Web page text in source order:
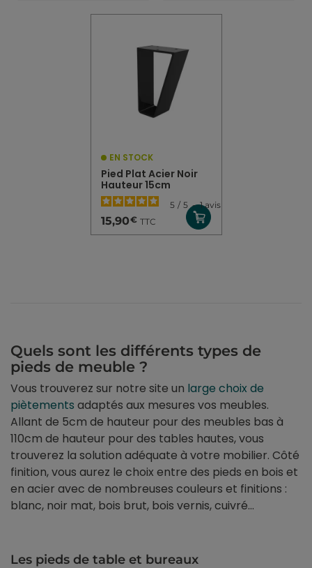
EN STOCK
Pied Plat Acier Noir
Hauteur 15cm
5 / 5 - 1avis
15,90€ TTC
Quels sont les différents types de
pieds de meuble ?
Vous trouverez sur notre site un large choix de
piètements adaptés aux mesures vos meubles.
Allant de 5cm de hauteur pour des meubles bas à
110cm de hauteur pour des tables hautes, vous
trouverez la solution adéquate à votre mobilier. Côté
finition, vous aurez le choix entre des pieds en bois et
en acier avec de nombreuses couleurs et finitions :
blanc, noir mat, bois brut, bois vernis, cuivré...
Les pieds de table et bureaux